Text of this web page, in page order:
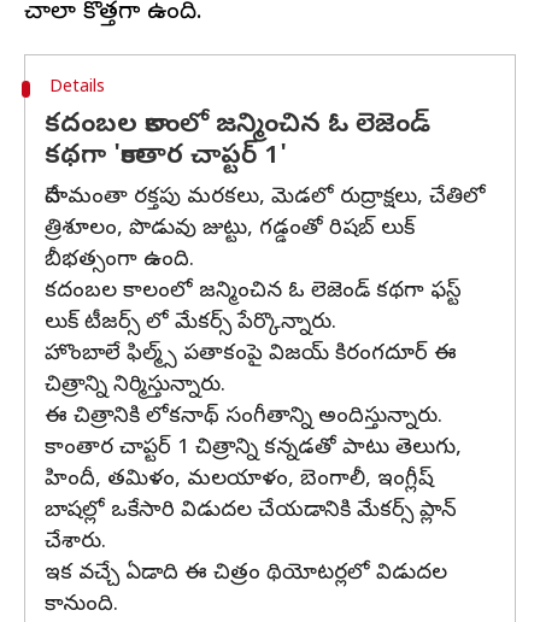
Details
కదంబల కాలంలో జన్మించిన ఓ లెజెండ్
కథగా 'కాంతార చాప్టర్ 1'
దేహమంతా రక్తపు మరకలు, మెడలో రుద్రాక్షలు, చేతిలో
త్రిశూలం, పొడువు జుట్టు, గడ్డంతో రిషబ్ లుక్
బీభత్సంగా ఉంది.
కదంబల కాలంలో జన్మించిన ఓ లెజెండ్ కథగా ఫస్ట్
లుక్ టీజర్స్ లో మేకర్స్ పేర్కొన్నారు.
హొంబాలే ఫిల్మ్స్ పతాకంపై విజయ్ కిరంగదూర్ ఈ
చిత్రాన్ని నిర్మిస్తున్నారు.
ఈ చిత్రానికి లోకనాథ్ సంగీతాన్ని అందిస్తున్నారు.
కాంతార చాప్టర్ 1 చిత్రాన్ని కన్నడతో పాటు తెలుగు,
హిందీ, తమిళం, మలయాళం, బెంగాలీ, ఇంగ్లీష్
బాషల్లో ఒకేసారి విడుదల చేయడానికి మేకర్స్ ప్లాన్
చేశారు.
ఇక వచ్చే ఏడాది ఈ చిత్రం థియోటర్లలో విడుదల
కానుంది.